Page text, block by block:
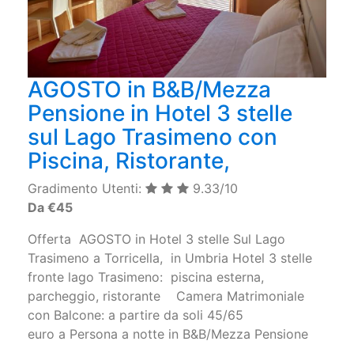
AGOSTO in B&B/Mezza
Pensione in Hotel 3 stelle
sul Lago Trasimeno con
Piscina, Ristorante,
Gradimento Utenti:
9.33/10
Da €45
Offerta AGOSTO in Hotel 3 stelle Sul Lago
Trasimeno a Torricella, in Umbria Hotel 3 stelle
fronte lago Trasimeno: piscina esterna,
parcheggio, ristorante ​Camera Matrimoniale
con Balcone: a partire da soli 45/65
euro a Persona a notte in B&B/Mezza Pensione ​